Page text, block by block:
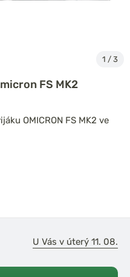
1 / 3
FS MK2
OMICRON FS MK2 ve
U Vás v úterý 11. 08.